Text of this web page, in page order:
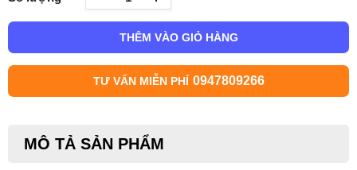
THÊM VÀO GIỎ HÀNG
TƯ VẤN MIỄN PHÍ 0947809266
MÔ TẢ SẢN PHẨM